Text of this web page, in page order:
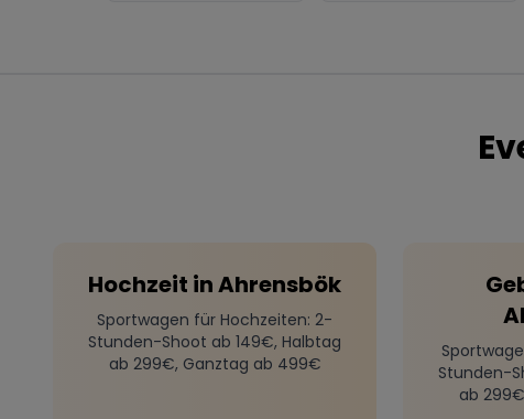
Hochzeit inAhrensbök
Sportwagen für Hochzeiten: 2-
Stunden-Shoot ab 149€, Halbtag
ab 299€, Ganztag ab 499€
Stunden-
ab